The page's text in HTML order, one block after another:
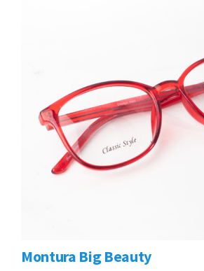
Montura Big Beauty